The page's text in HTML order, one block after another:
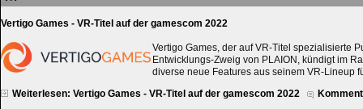
Vertigo Games - VR-Titel auf der gamescom 2022
Vertigo Games, der auf VR-Titel spezialisierte
Entwicklungs-Zweig von PLAION, kündigt im
diverse neue Features aus seinem VR-Lineup
Weiterlesen: Vertigo Games - VR-Titel auf der gamescom 2022